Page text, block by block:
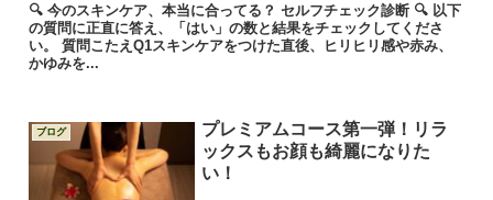
🔍 今のスキンケア、本当に合ってる？ セルフチェック診断 🔍 以下
の質問に正直に答え、「はい」の数と結果をチェックしてくださ
い。 質問こたえQ1スキンケアをつけた直後、ヒリヒリ感や赤み、
かゆみを...
ブログ
プレミアムコース第一弾！リラ
ックスもお顔も綺麗になりた
い！